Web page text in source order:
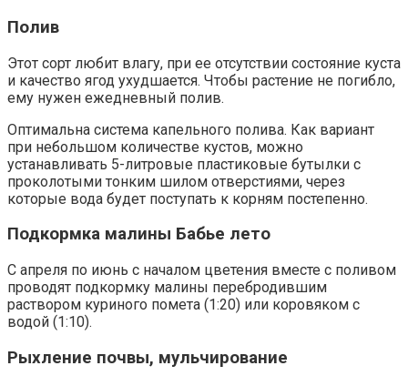
Полив
Этот сорт любит влагу, при ее отсутствии состояние куста
и качество ягод ухудшается. Чтобы растение не погибло,
ему нужен ежедневный полив.
Оптимальна система капельного полива. Как вариант
при небольшом количестве кустов, можно
устанавливать 5-литровые пластиковые бутылки с
проколотыми тонким шилом отверстиями, через
которые вода будет поступать к корням постепенно.
Подкормка малины Бабье лето
С апреля по июнь с началом цветения вместе с поливом
проводят подкормку малины перебродившим
раствором куриного помета (1:20) или коровяком с
водой (1:10).
Рыхление почвы, мульчирование